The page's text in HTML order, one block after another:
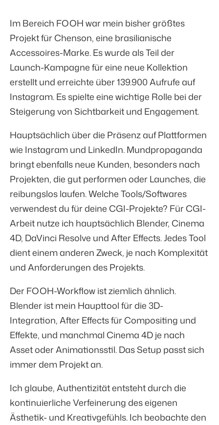
Im Bereich FOOH war mein bisher größtes
Projekt für Chenson, eine brasilianische
Accessoires-Marke. Es wurde als Teil der
Launch-Kampagne für eine neue Kollektion
erstellt und erreichte über 139.900 Aufrufe auf
Instagram. Es spielte eine wichtige Rolle bei der
Steigerung von Sichtbarkeit und Engagement.
Hauptsächlich über die Präsenz auf Plattformen
wie Instagram und LinkedIn. Mundpropaganda
bringt ebenfalls neue Kunden, besonders nach
Projekten, die gut performen oder Launches, die
reibungslos laufen. Welche Tools/Softwares
verwendest du für deine CGI-Projekte? Für CGI-
Arbeit nutze ich hauptsächlich Blender, Cinema
4D, DaVinci Resolve und After Effects. Jedes Tool
dient einem anderen Zweck, je nach Komplexität
und Anforderungen des Projekts.
Der FOOH-Workflow ist ziemlich ähnlich.
Blender ist mein Haupttool für die 3D-
Integration, After Effects für Compositing und
Effekte, und manchmal Cinema 4D je nach
Asset oder Animationsstil. Das Setup passt sich
immer dem Projekt an.
Ich glaube, Authentizität entsteht durch die
kontinuierliche Verfeinerung des eigenen
Ästhetik- und Kreativgefühls. Ich beobachte den